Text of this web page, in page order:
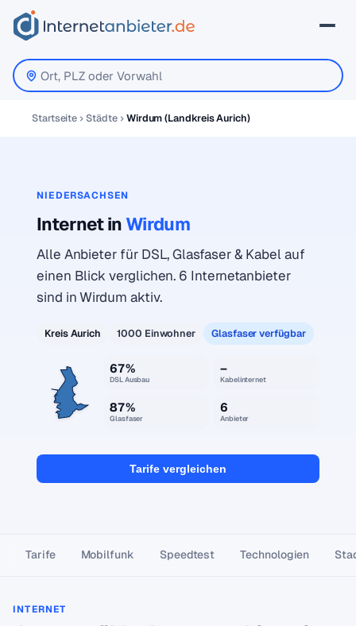
Startseite Städte Wirdum (Landkreis Aurich)
NIEDERSACHSEN
Internet in Wirdum
Alle Anbieter für DSL, Glasfaser & Kabel auf
einen Blick verglichen. 6 Internetanbieter
sind in Wirdum aktiv.
Kreis Aurich 1000 Einwohner Glasfaser verfügbar
67%
DSL Ausbau
–
Kabelinternet
87%
Glasfaser
6
Anbieter
Tarife vergleichen
Tarife Mobilfunk Speedtest Technologien
INTERNET